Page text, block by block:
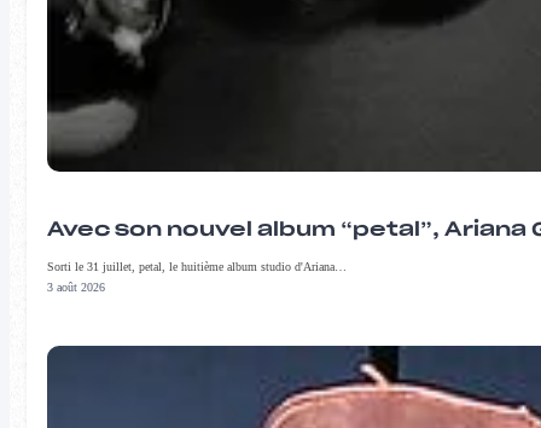
Avec son nouvel album “petal”,
Sorti le 31 juillet, petal, le huitième album studio d'Ariana…
3 août 2026